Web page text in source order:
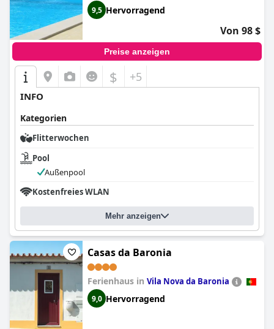
9,5 Hervorragend
Von 98 $
Preise anzeigen
$ +5
INFO
Kategorien
Flitterwochen
Pool
Außenpool
Kostenfreies WLAN
Mehr anzeigen
Casas da Baronia
Ferienhaus in Vila Nova da Baronia
9,0 Hervorragend